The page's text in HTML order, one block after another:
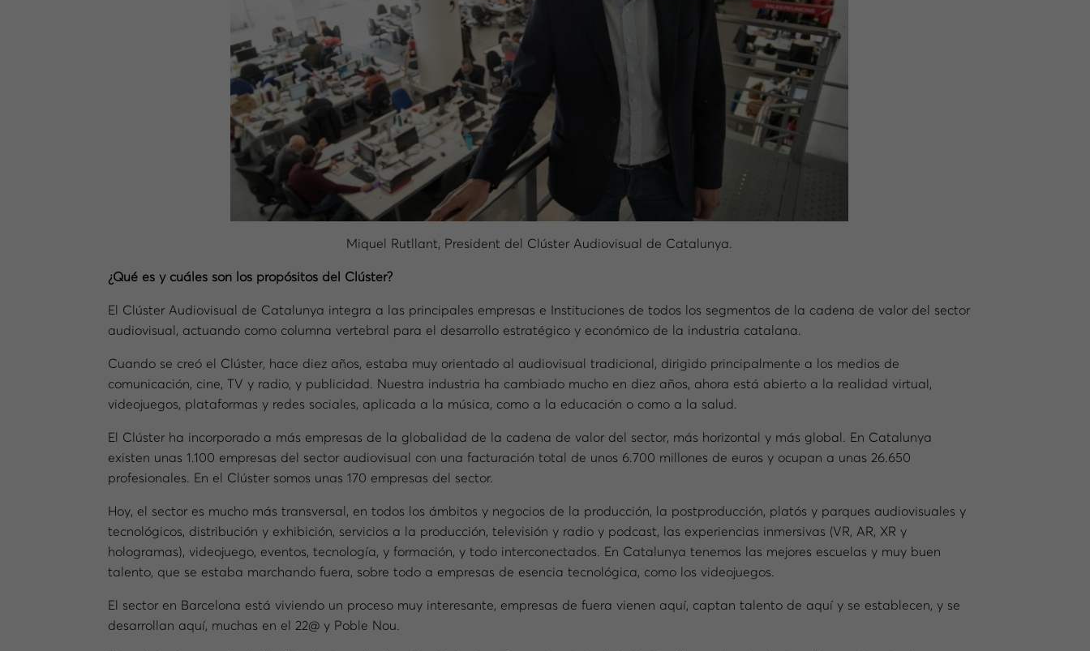
Miquel Rutllant, President del Clúster Audiovisual de Catalunya.
¿Qué es y cuáles son los propósitos del Clúster?
El Clúster Audiovisual de Catalunya integra a las principales empresas e Instituciones de todos los segmentos de la cadena de valor del sector
audiovisual, actuando como columna vertebral para el desarrollo estratégico y económico de la industria catalana.
Cuando se creó el Clúster, hace diez años, estaba muy orientado al audiovisual tradicional, dirigido principalmente a los medios de
comunicación, cine, TV y radio, y publicidad. Nuestra industria ha cambiado mucho en diez años, ahora está abierto a la realidad virtual,
videojuegos, plataformas y redes sociales, aplicada a la música, como a la educación o como a la salud.
El Clúster ha incorporado a más empresas de la globalidad de la cadena de valor del sector, más horizontal y más global. En Catalunya
existen unas 1.100 empresas del sector audiovisual con una facturación total de unos 6.700 millones de euros y ocupan a unas 26.650
profesionales. En el Clúster somos unas 170 empresas del sector.
Hoy, el sector es mucho más transversal, en todos los ámbitos y negocios de la producción, la postproducción, platós y parques audiovisuales y
tecnológicos, distribución y exhibición, servicios a la producción, televisión y radio y podcast, las experiencias inmersivas (VR, AR, XR y
hologramas), videojuego, eventos, tecnología, y formación, y todo interconectados. En Catalunya tenemos las mejores escuelas y muy buen
talento, que se estaba marchando fuera, sobre todo a empresas de esencia tecnológica, como los videojuegos.
El sector en Barcelona está viviendo un proceso muy interesante, empresas de fuera vienen aquí, captan talento de aquí y se establecen, y se
desarrollan aquí, muchas en el 22@ y Poble Nou.